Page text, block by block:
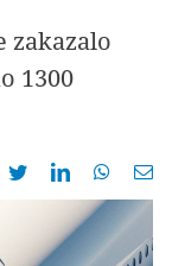
zakazalo
1300